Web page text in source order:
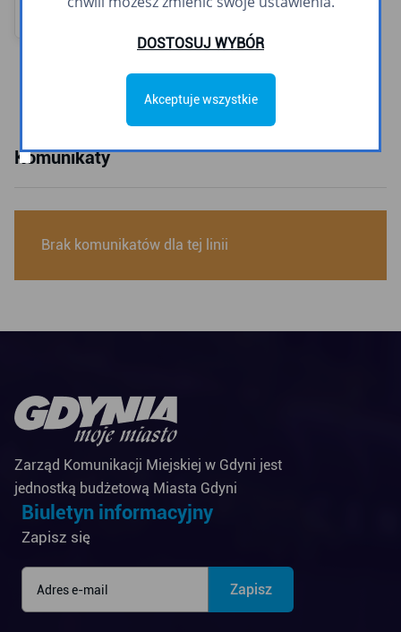
MapaSchematyPrzystankiTrasy linii
Komunikaty
Brak komunikatów dla tej linii
Zarząd Komunikacji Miejskiej w Gdyni jest
jednostką budżetową Miasta Gdyni
Biuletyn informacyjny
Zapisz się
DOSTOSUJ WYBÓR
Akceptuje wszystkie